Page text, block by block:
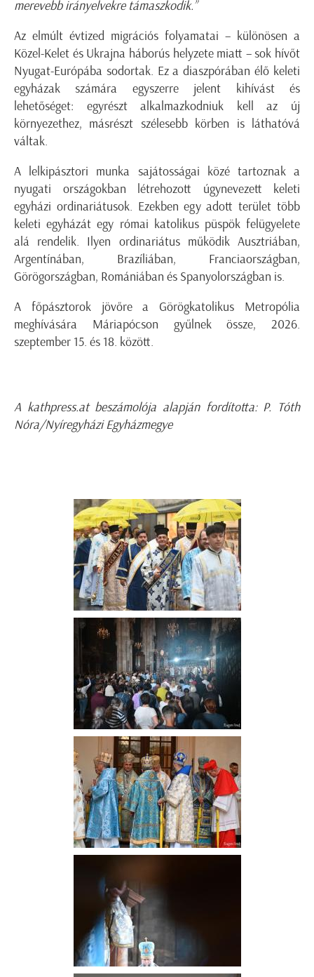
merevebb irányelvekre támaszkodik.”
Az elmúlt évtized migrációs folyamatai – különösen a
Közel-Kelet és Ukrajna háborús helyzete miatt – sok hívőt
Nyugat-Európába sodortak. Ez a diaszpórában élő keleti
egyházak számára egyszerre jelent kihívást és
lehetőséget: egyrészt alkalmazkodniuk kell az új
környezethez, másrészt szélesebb körben is láthatóvá
váltak.
A lelkipásztori munka sajátosságai közé tartoznak a
nyugati országokban létrehozott úgynevezett keleti
egyházi ordinariátusok. Ezekben egy adott terület több
keleti egyházát egy római katolikus püspök felügyelete
alá rendelik. Ilyen ordinariátus működik Ausztriában,
Argentínában, Brazíliában, Franciaországban,
Görögországban, Romániában és Spanyolországban is.
A főpásztorok jövőre a Görögkatolikus Metropólia
meghívására Máriapócson gyűlnek össze, 2026.
szeptember 15. és 18. között.
A kathpress.at beszámolója alapján fordította: P. Tóth
Nóra/Nyíregyházi Egyházmegye